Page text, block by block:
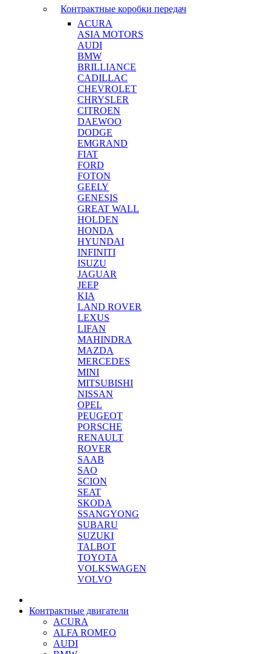
Контрактные коробки передач
ACURA
ASIA MOTORS
AUDI
BMW
BRILLIANCE
CADILLAC
CHEVROLET
CHRYSLER
CITROEN
DAEWOO
DODGE
EMGRAND
FIAT
FORD
FOTON
GEELY
GENESIS
GREAT WALL
HOLDEN
HONDA
HYUNDAI
INFINITI
ISUZU
JAGUAR
JEEP
KIA
LAND ROVER
LEXUS
LIFAN
MAHINDRA
MAZDA
MERCEDES
MINI
MITSUBISHI
NISSAN
OPEL
PEUGEOT
PORSCHE
RENAULT
ROVER
SAAB
SAO
SCION
SEAT
SKODA
SSANGYONG
SUBARU
SUZUKI
TALBOT
TOYOTA
VOLKSWAGEN
VOLVO
Контрактные двигатели
ACURA
ALFA ROMEO
AUDI